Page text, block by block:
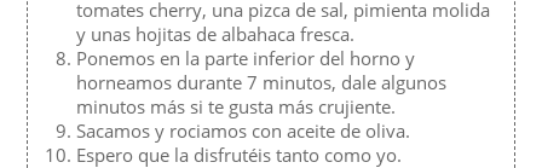
tomates cherry, una pizca de sal, pimienta molida
y unas hojitas de albahaca fresca.
Ponemos en la parte inferior del horno y
horneamos durante 7 minutos, dale algunos
minutos más si te gusta más crujiente.
Sacamos y rociamos con aceite de oliva.
Espero que la disfrutéis tanto como yo.